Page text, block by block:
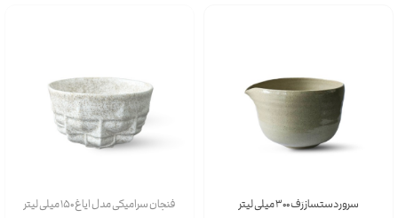
سرور دستساز رَف 300 میلی لیتر
فنجان سرامیکی مدل ایاغ 150 میلی لیتر